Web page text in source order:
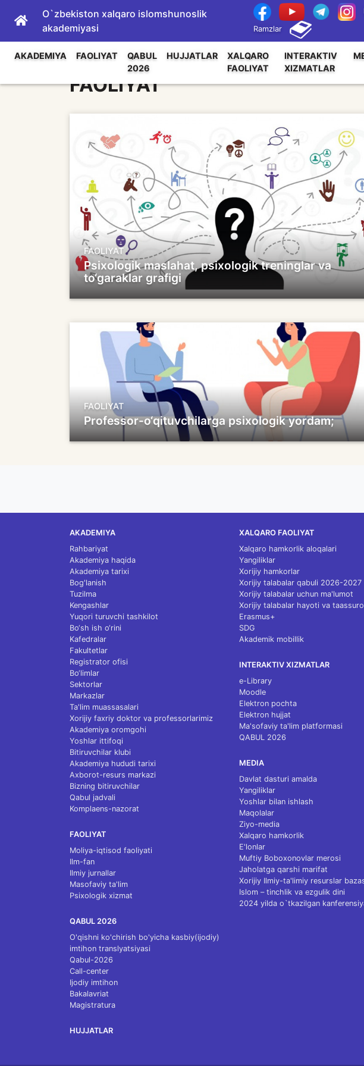
O`zbekiston xalqaro islomshunoslik
akademiyasi
Ramzlar
AKADEMIYA FAOLIYAT
QABUL
2026
HUJJATLAR
XALQARO
FAOLIYAT
INTERAKTIV
XIZMATLAR
FAOLIYAT
FAOLIYAT
Psixologik maslahat, psixologik treninglar va
to‘garaklar grafigi
FAOLIYAT
Professor-o‘qituvchilarga psixologik yordam;
AKADEMIYA
Rahbariyat
Akademiya haqida
Akademiya tarixi
Bog'lanish
Tuzilma
Kengashlar
Yuqori turuvchi tashkilot
Bo‘sh ish o‘rini
Kafedralar
Fakultetlar
Registrator ofisi
Bo‘limlar
Sektorlar
Markazlar
Ta'lim muassasalari
Xorijiy faxriy doktor va professorlarimiz
Akademiya oromgohi
Yoshlar ittifoqi
Bitiruvchilar klubi
Akademiya hududi tarixi
Axborot-resurs markazi
Bizning bitiruvchilar
Qabul jadvali
Komplaens-nazorat
FAOLIYAT
Moliya-iqtisod faoliyati
Ilm-fan
Ilmiy jurnallar
Masofaviy ta'lim
Psixologik xizmat
QABUL 2026
O'qishni ko'chirish bo'yicha kasbiy(ijodiy)
imtihon translyatsiyasi
Qabul-2026
Call-center
Ijodiy imtihon
Bakalavriat
Magistratura
HUJJATLAR
XALQARO FAOLIYAT
Xalqaro hamkorlik aloqalari
Yangiliklar
Xorijiy hamkorlar
Xorijiy talabalar qabuli 2026-2027
Xorijiy talabalar uchun ma'lumot
Xorijiy talabalar hayoti va
Erasmus+
SDG
Akademik mobillik
INTERAKTIV XIZMATLAR
e-Library
Moodle
Elektron pochta
Elektron hujjat
Ma'sofaviy ta'lim platformasi
QABUL 2026
MEDIA
Davlat dasturi amalda
Yangiliklar
Yoshlar bilan ishlash
Maqolalar
Ziyo-media
Xalqaro hamkorlik
E'lonlar
Muftiy Boboxonovlar merosi
Jaholatga qarshi marifat
Xorijiy Ilmiy-ta'limiy resurslar
Islom – tinchlik va ezgulik dini
2024 yilda o`tkazilgan